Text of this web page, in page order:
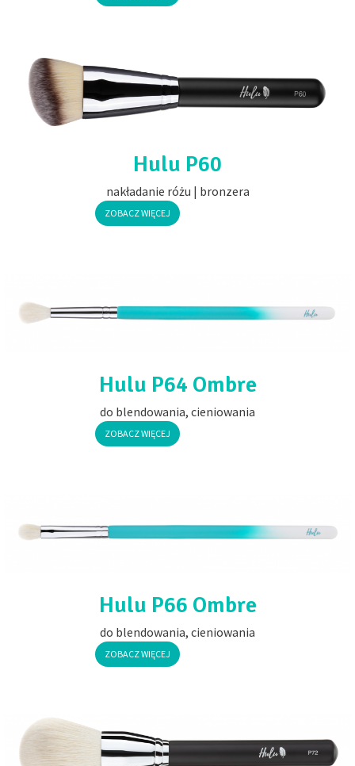
Hulu P60
nakładanie różu | bronzera
ZOBACZ WIĘCEJ
Hulu P64 Ombre
do blendowania, cieniowania
ZOBACZ WIĘCEJ
Hulu P66 Ombre
do blendowania, cieniowania
ZOBACZ WIĘCEJ